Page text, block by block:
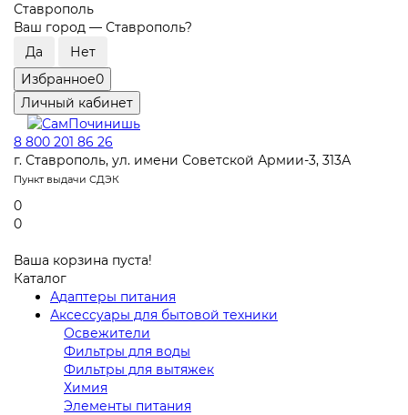
Ставрополь
Ваш город — Ставрополь?
Избранное0
Личный кабинет
8 800 201 86 26
г. Ставрополь, ул. имени Советской Армии-3, 313А
Пункт выдачи СДЭК
0
0
Ваша корзина пуста!
Каталог
Адаптеры питания
Аксессуары для бытовой техники
Освежители
Фильтры для воды
Фильтры для вытяжек
Химия
Элементы питания